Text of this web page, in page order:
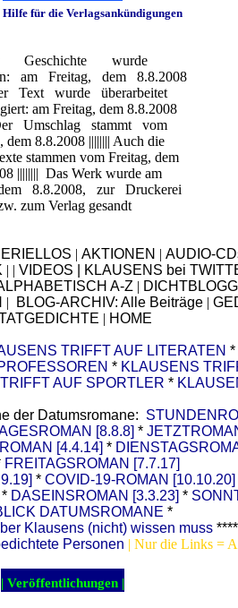
Hilfe für die Verlagsankündigungen
Geschichte wurde
am Freitag, dem 8.8.2008
Text wurde überarbeitet
am Freitag, dem 8.8.2008
Umschlag stammt vom
dem 8.8.2008 |||||||| Auch die
stammen vom Freitag, dem
|||||||| Das Werk wurde am
8.8.2008, zur Druckerei
zum Verlag gesandt
| AKTIONEN | AUDIO-
| | VIDEOS KLAUSENS bei
A-Z |
| BLOG-ARCHIV: Alle Beiträge |
| HOME
TRIFFT AUF LITERATEN *
* KLAUSENS
AUF SPORTLER *
der Datumsromane:
[8.8.8] *
[4.4.14] *
FREITAGSROMAN [7.7.17]
* COVID-19-ROMAN [10.10.20]
* DASEINSROMAN [3.3.23] *
DATUMSROMANE *
Klausens (nicht) wissen muss
Personen | Nur die Links =
| Veröffentlichungen |